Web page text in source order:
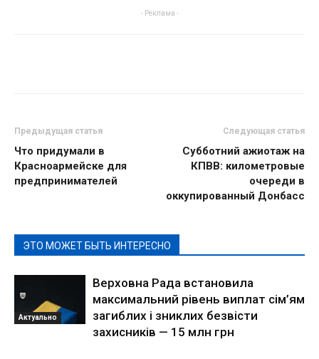
- Реклама -
Предыдущая статья
Что придумали в
Красноармейске для
предпринимателей
Следующая статья
Субботний ажиотаж на
КПВВ: километровые
очереди в
оккупированный Донбасс
ЭТО МОЖЕТ БЫТЬ ИНТЕРЕСНО
Актуально
Верховна Рада встановила
максимальний рівень виплат сім’ям
загиблих і зниклих безвісти
захисників — 15 млн грн